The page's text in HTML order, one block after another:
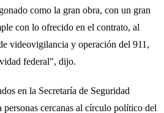
como la gran obra, con un gran
con lo ofrecido en el contrato, al
videovigilancia y operación del 911,
federal", dijo.
en la Secretaría de Seguridad
personas cercanas al círculo político del